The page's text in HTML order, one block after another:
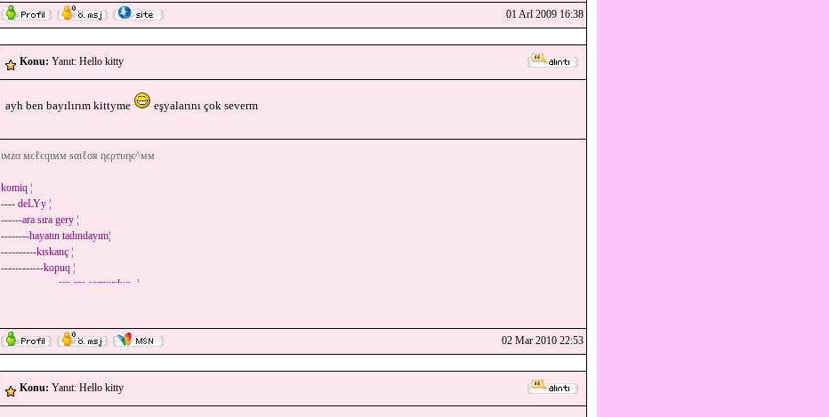
01 Arl 2009 16:38
Konu: Yanıt: Hello kitty
ayh ben bayılırım kittyme eşyalarını çok severm
ιмzα мєℓєqιмм ѕαιℓσя ηєρтυηє^мм
komiq ¦
---- deLYy ¦
------ara sıra gery ¦
--------hayatın tadındayım¦
----------kıskanç ¦
------------kopuq ¦
----------------ara ara somurduq -¦
02 Mar 2010 22:53
Konu: Yanıt: Hello kitty